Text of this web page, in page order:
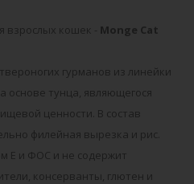
взрослых кошек - Monge Cat
гурманов из линейки
основе тунца, являющегося
ценности. В состав
филейная вырезка и рис.
Е и ФОС и не содержит
консерванты, глютен и